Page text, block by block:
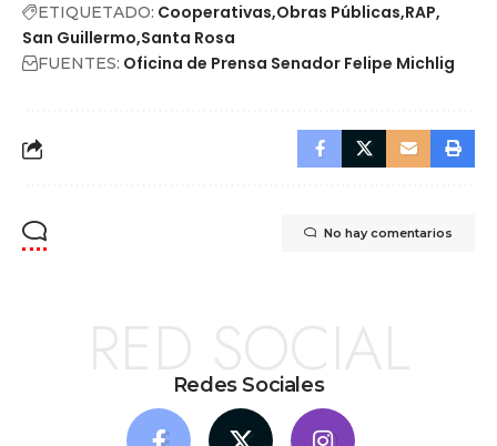
ETIQUETADO: Cooperativas Obras Públicas RAP
San Guillermo Santa Rosa
FUENTES: Oficina de Prensa Senador Felipe Michlig
No hay comentarios
Redes Sociales
RED SOCIAL